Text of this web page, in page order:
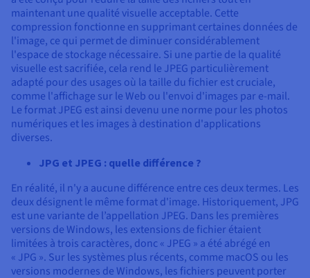
Tarifs
Disponibilités par régions
Documentation
Roadmap & Changelog
Observabilité
Roadmap & Changelog
Roadmap & Changelog
Roadmap & Changelog
Documentation
Roadmap & Changelog
maintenant une qualité visuelle acceptable. Cette
compression fonctionne en supprimant certaines données de
l'image, ce qui permet de diminuer considérablement
l'espace de stockage nécessaire. Si une partie de la qualité
visuelle est sacrifiée, cela rend le JPEG particulièrement
adapté pour des usages où la taille du fichier est cruciale,
comme l'affichage sur le Web ou l'envoi d'images par e-mail.
Le format JPEG est ainsi devenu une norme pour les photos
numériques et les images à destination d'applications
diverses.
JPG et JPEG : quelle différence ?
En réalité, il n'y a aucune différence entre ces deux termes. Les
deux désignent le même format d'image. Historiquement, JPG
est une variante de l’appellation JPEG. Dans les premières
versions de Windows, les extensions de fichier étaient
limitées à trois caractères, donc « JPEG » a été abrégé en
« JPG ». Sur les systèmes plus récents, comme macOS ou les
versions modernes de Windows, les fichiers peuvent porter